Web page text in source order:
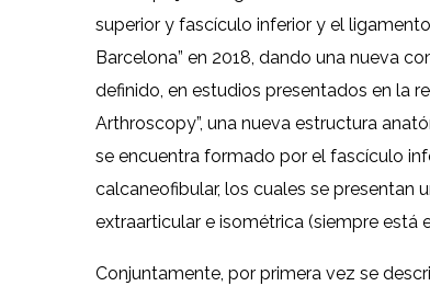
superior y fascículo inferior y el
Barcelona” en 2018, dando una nueva
definido, en estudios presentados en la
Arthroscopy”, una nueva estructura
se encuentra formado por el fascículo
calcaneofibular, los cuales se presentan
extraarticular e isométrica (siempre está
Conjuntamente, por primera vez se